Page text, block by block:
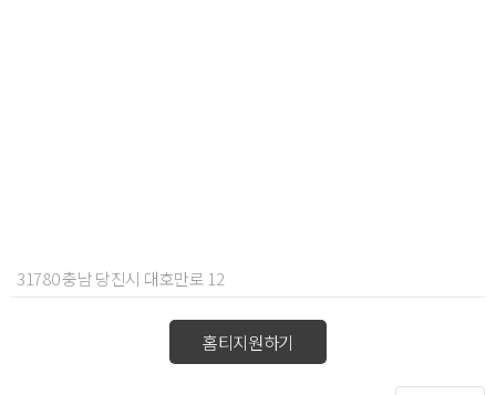
31780 충남 당진시 대호만로 12
홈티지원하기